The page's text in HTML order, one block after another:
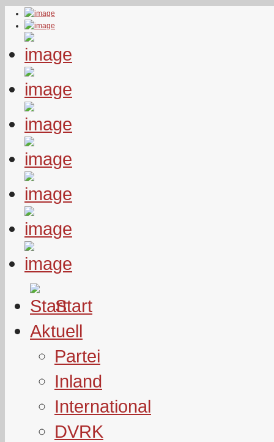
Start
Aktuell
Partei
Inland
International
DVRK